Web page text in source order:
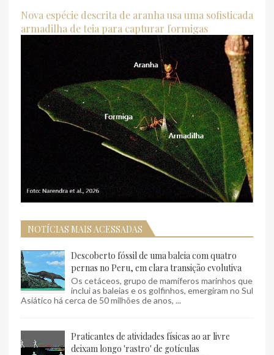
Nova espécie descrita de aranha usa uma sofisticada
armadilha de teia para capturar formigas
NOTÍCIAS MAIS ACESSADAS
Descoberto fóssil de uma baleia com quatro
pernas no Peru, em clara transição evolutiva
Os cetáceos, grupo de mamíferos marinhos que
inclui as baleias e os golfinhos, emergiram no Sul
Asiático há cerca de 50 milhões de anos, ...
Praticantes de atividades físicas ao ar livre
deixam longo 'rastro' de gotículas